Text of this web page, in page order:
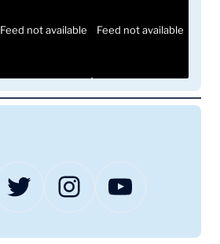
Feed not available Feed not available
Twitter Instagram YouTube